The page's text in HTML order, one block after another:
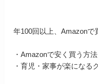
年100回以上、Amazonで
・Amazonで安く買う方法
・育児・家事が楽になる